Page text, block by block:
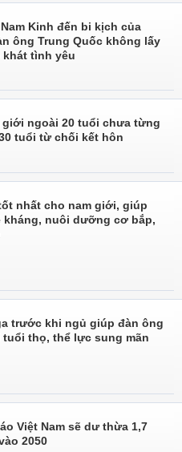
Kinh đến bi kịch của
ông Trung Quốc không lấy
tình yêu
giới ngoài 20 tuổi chưa từng
tuổi từ chối kết hôn
nhất cho nam giới, giúp
nuôi dưỡng cơ bắp,
trước khi ngủ giúp đàn ông
tuổi thọ, thể lực sung mãn
Việt Nam sẽ dư thừa 1,7
2050